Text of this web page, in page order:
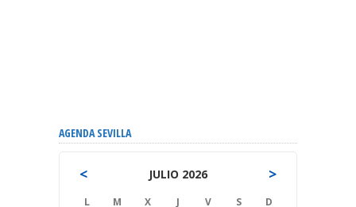
AGENDA SEVILLA
< JULIO 2026 >
L M X J V S D